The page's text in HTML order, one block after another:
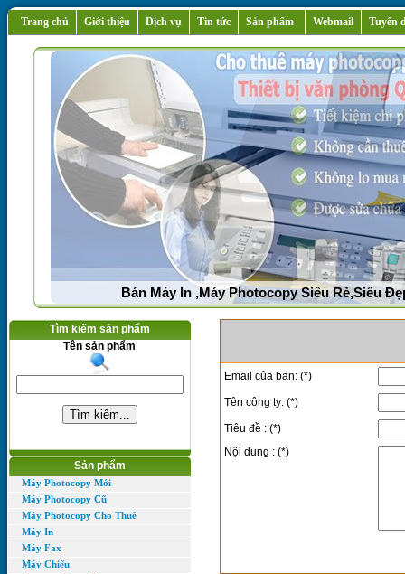
Trang chủ Giới thiệu Dịch vụ Tin tức Sản phẩm Webmail Tuyển
Bán Máy In ,Máy Photocopy Siêu Rẻ,Siêu
Tìm kiếm sản phẩm
Tên sản phẩm
Sản phẩm
Máy Photocopy Mới
Máy Photocopy Cũ
Máy Photocopy Cho Thuê
Máy In
Máy Fax
Máy Chiếu
Email của bạn: (*)
Tên công ty: (*)
Tiêu đề : (*)
Nội dung : (*)